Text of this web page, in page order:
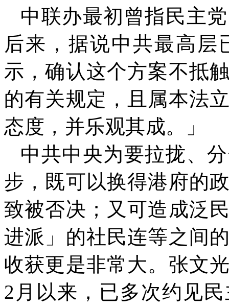
中联办最初曾指民主
后来，据说中共最高层
示，确认这个方案不抵
的有关规定，且属本法
态度，并乐观其成。」
中共中央为要拉拢、
步，既可以换得港府的
致被否决；又可造成泛
进派」的社民连等之间
收获更是非常大。张文
2 月以来，已多次约见